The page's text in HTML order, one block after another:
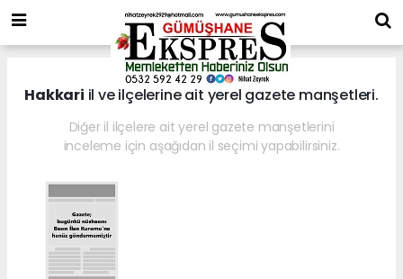
Hakkari il ve ilçelerine ait yerel gazete manşetleri.
Diğer il ilçelere ait yerel gazete manşetlerini
inceleme için aşağıdan il seçimi yapabilirsiniz.